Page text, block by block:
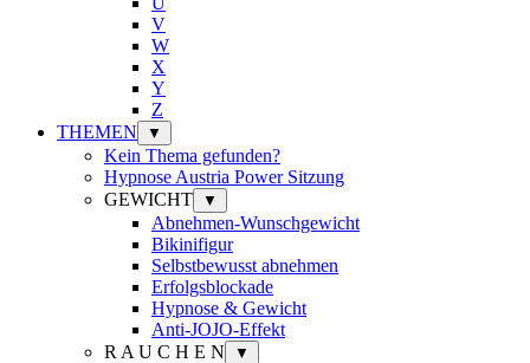
V
W
X
Y
Z
THEMEN
▼
Kein Thema gefunden?
Hypnose Austria Power Sitzung
GEWICHT
▼
Abnehmen-Wunschgewicht
Bikinifigur
Selbstbewusst abnehmen
Erfolgsblockade
Hypnose & Gewicht
Anti-JOJO-Effekt
R A U C H E N
▼